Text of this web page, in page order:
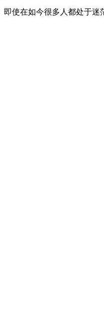
即使在如今很多人都处于迷